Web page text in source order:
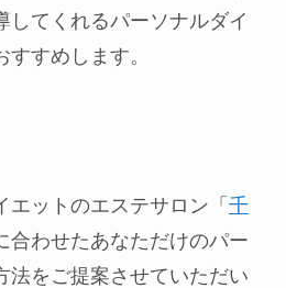
してくれるパーソナルダイ
すめします。
ットのエステサロン「 千
合わせたあなただけのパー
法をご提案させていただい